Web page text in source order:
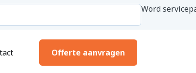
Word
Offerte aanvragen